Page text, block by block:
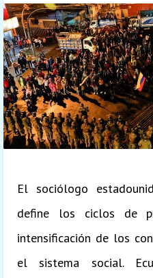
El sociólogo
define los ciclos de
intensificación de los
el sistema social.